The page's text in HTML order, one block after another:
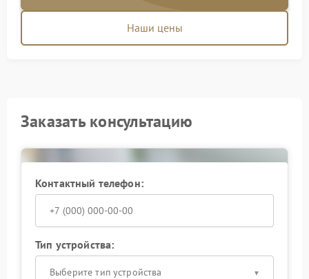
Наши цены
Заказать консультацию
Контактный телефон:
Тип устройства:
Выберите тип устройства